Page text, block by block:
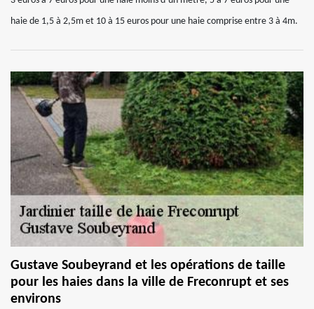
haie de 1,5 à 2,5m et 10 à 15 euros pour une haie comprise entre 3 à 4m.
Gustave Soubeyrand et les opérations de taille
pour les haies dans la ville de Freconrupt et ses
environs